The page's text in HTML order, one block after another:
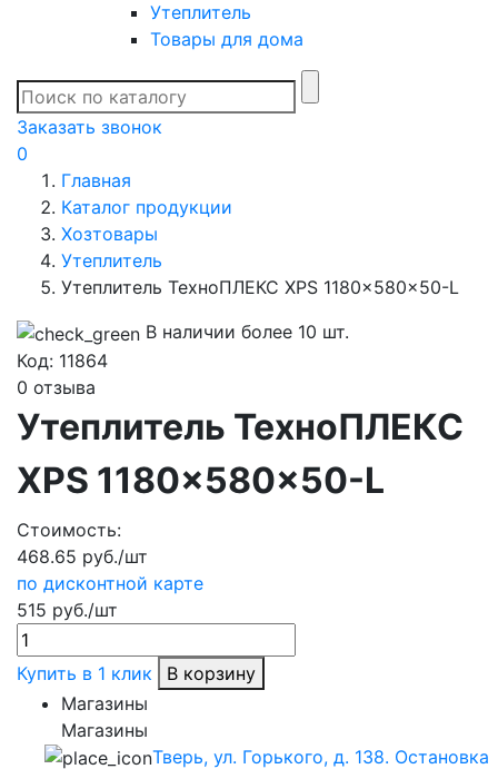
Утеплитель
Товары для дома
Заказать звонок
0
Главная
Каталог продукции
Хозтовары
Утеплитель
Утеплитель ТехноПЛЕКС XPS 1180x580x50-L
В наличии более 10 шт.
Код: 11864
0 отзыва
Утеплитель ТехноПЛЕКС
XPS 1180x580x50-L
Стоимость:
468.65 руб./шт
по дисконтной карте
515 руб./шт
Купить в 1 клик
В корзину
Магазины
Магазины
Тверь, ул. Горького, д. 138. Остановка